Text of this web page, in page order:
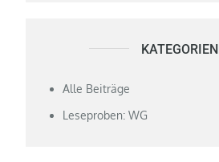
KATEGORIEN
Alle Beiträge
Leseproben: WG